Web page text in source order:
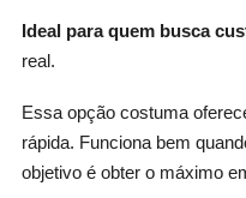
Ideal para quem busca
real.
Essa opção costuma
rápida. Funciona bem
objetivo é obter o máximo